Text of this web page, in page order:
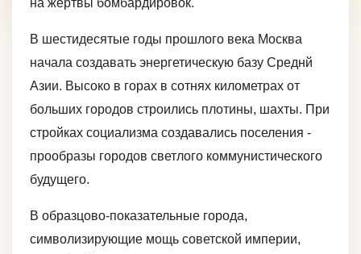
на жертвы бомбардировок.
В шестидесятые годы прошлого века Москва
начала создавать энергетическую базу Среднй
Азии. Высоко в горах в сотнях километрах от
больших городов строились плотины, шахты. При
стройках социализма создавались поселения -
прообразы городов светлого коммунистического
будущего.
В образцово-показательные города,
символизирующие мощь советской империи,